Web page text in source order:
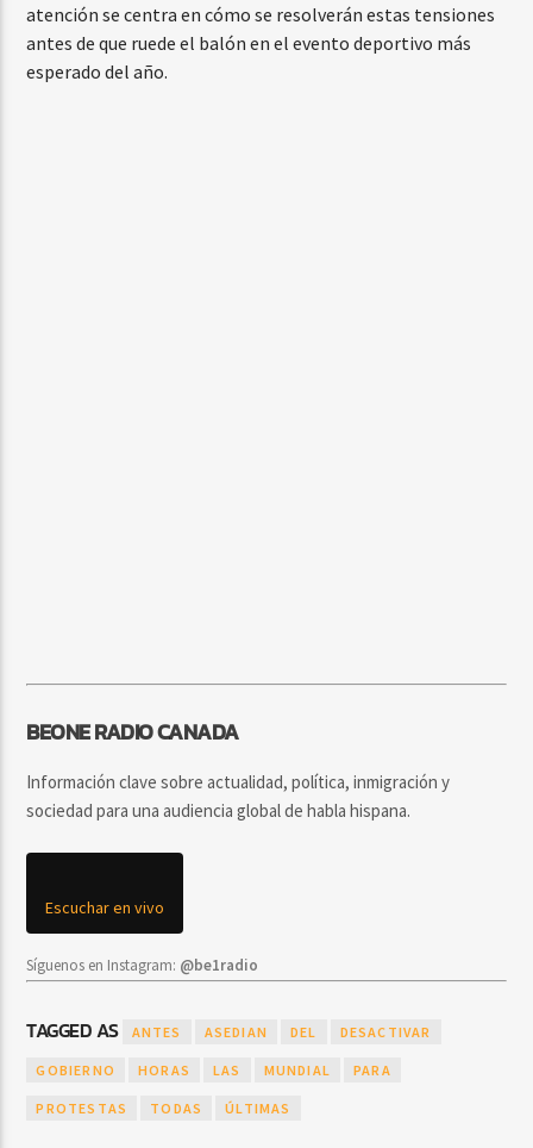
atención se centra en cómo se resolverán estas tensiones
antes de que ruede el balón en el evento deportivo más
esperado del año.
BEONE RADIO CANADA
Información clave sobre actualidad, política, inmigración y
sociedad para una audiencia global de habla hispana.
Escuchar en vivo
Síguenos en Instagram: @be1radio
TAGGED AS ANTES ASEDIAN DEL DESACTIVAR
GOBIERNO HORAS LAS MUNDIAL PARA
PROTESTAS TODAS ÚLTIMAS